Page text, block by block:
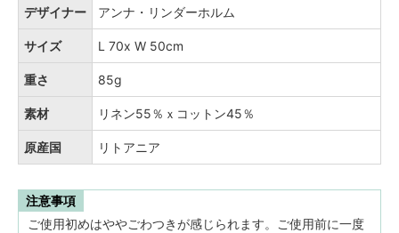
デザイナー アンナ・リンダーホルム
サイズ L 70x W 50cm
重さ 85g
素材 リネン55％ｘコットン45％
原産国 リトアニア
注意事項
ご使用初めはややごわつきが感じられます。ご使用前に一度